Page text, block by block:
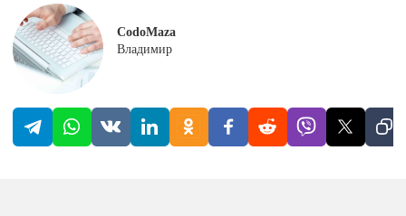
CodoMaza
Владимир